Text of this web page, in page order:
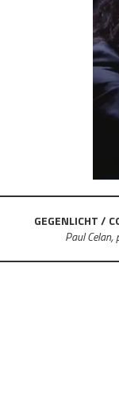
GEGENLICHT /
Paul Celan,